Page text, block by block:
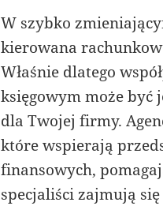
W szybko
kierowana
Właśnie dlatego
księgowym może
dla Twojej firmy.
które wspierają
finansowych,
specjaliści zajmują